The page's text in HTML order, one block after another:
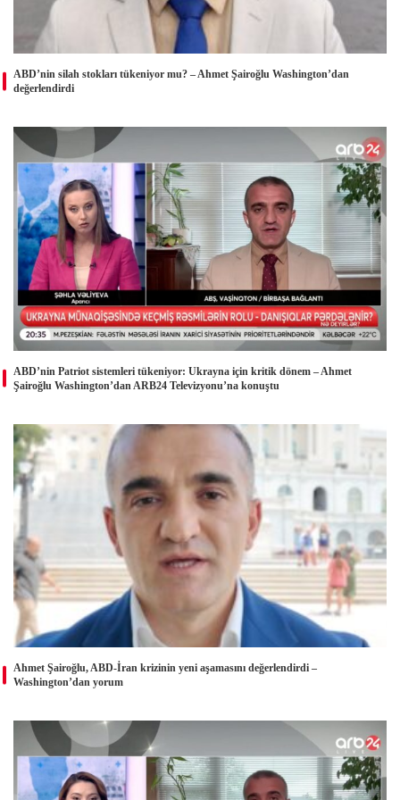
ABD’nin silah stokları tükeniyor mu? – Ahmet Şairoğlu Washington’dan
değerlendirdi
ABD’nin Patriot sistemleri tükeniyor: Ukrayna için kritik dönem – Ahmet
Şairoğlu Washington’dan ARB24 Televizyonu’na konuştu
Ahmet Şairoğlu, ABD-İran krizinin yeni aşamasını değerlendirdi –
Washington’dan yorum